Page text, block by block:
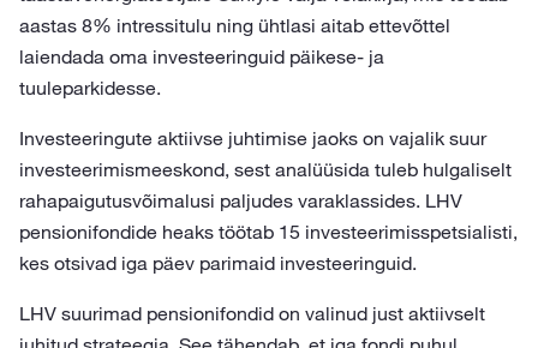
aastas 8% intressitulu ning ühtlasi aitab ettevõttel
laiendada oma investeeringuid päikese- ja
tuuleparkidesse.
Investeeringute aktiivse juhtimise jaoks on vajalik suur
investeerimismeeskond, sest analüüsida tuleb hulgaliselt
rahapaigutusvõimalusi paljudes varaklassides. LHV
pensionifondide heaks töötab 15 investeerimisspetsialisti,
kes otsivad iga päev parimaid investeeringuid.
LHV suurimad pensionifondid on valinud just aktiivselt